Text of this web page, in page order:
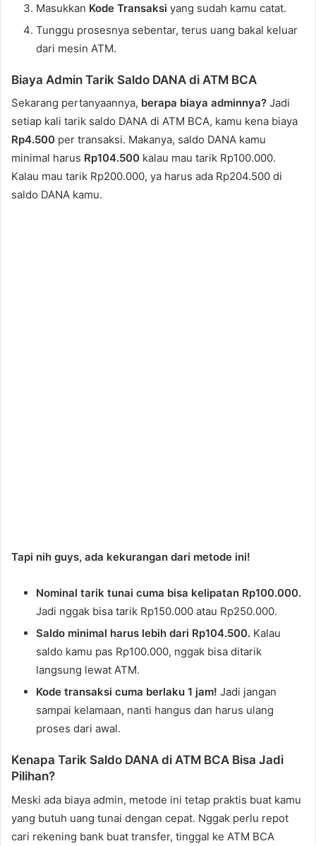
Masukkan Kode Transaksi yang sudah kamu catat.
Tunggu prosesnya sebentar, terus uang bakal keluar
dari mesin ATM.
Biaya Admin Tarik Saldo DANA di ATM BCA
Sekarang pertanyaannya, berapa biaya adminnya? Jadi
setiap kali tarik saldo DANA di ATM BCA, kamu kena biaya
Rp4.500 per transaksi. Makanya, saldo DANA kamu
minimal harus Rp104.500 kalau mau tarik Rp100.000.
Kalau mau tarik Rp200.000, ya harus ada Rp204.500 di
saldo DANA kamu.
Tapi nih guys, ada kekurangan dari metode ini!
Nominal tarik tunai cuma bisa kelipatan Rp100.000.
Jadi nggak bisa tarik Rp150.000 atau Rp250.000.
Saldo minimal harus lebih dari Rp104.500. Kalau
saldo kamu pas Rp100.000, nggak bisa ditarik
langsung lewat ATM.
Kode transaksi cuma berlaku 1 jam! Jadi jangan
sampai kelamaan, nanti hangus dan harus ulang
proses dari awal.
Kenapa Tarik Saldo DANA di ATM BCA Bisa Jadi
Pilihan?
Meski ada biaya admin, metode ini tetap praktis buat kamu
yang butuh uang tunai dengan cepat. Nggak perlu repot
cari rekening bank buat transfer, tinggal ke ATM BCA